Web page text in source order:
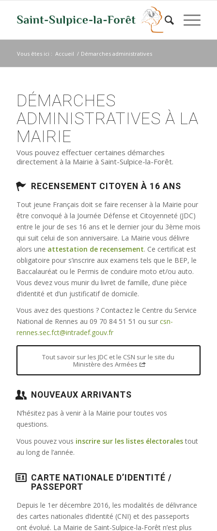
Vous êtes ici : Accueil / Démarches administratives
DÉMARCHES
ADMINISTRATIVES À LA
MAIRIE
Vous pouvez effectuer certaines démarches
directement à la Mairie à Saint-Sulpice-la-Forêt.
RECENSEMENT CITOYEN À 16 ANS
Tout jeune Français doit se faire recenser à la Mairie pour
être convoqué à la Journée Défense et Citoyenneté (JDC)
entre le jour de ses 16 ans et le dernier jour du 3ème mois
qui suit celui de son anniversaire. La Mairie vous délivre
alors une attestation de recensement. Ce certificat est
obligatoire pour s’inscrire aux examens tels que le BEP, le
Baccalauréat ou le Permis de conduire moto et/ou auto.
Vous devez vous munir du livret de famille, d’une pièce
d’identité et d’un justificatif de domicile.
Vous avez des questions ? Contactez le Centre du Service
National de Rennes au 09 70 84 51 51 ou sur csn-
rennes.sec.fct@intradef.gouv.fr
Tout savoir sur les JDC et le CSN sur le site du
Ministère des Armées
NOUVEAUX ARRIVANTS
N’hésitez pas à venir à la Mairie pour toutes vos
questions.
Vous pouvez vous inscrire sur les listes électoralestout
au long de l’année.
CARTE NATIONALE D’IDENTITÉ /
PASSEPORT
Depuis le 1er décembre 2016, les modalités de délivrance
des cartes nationales d’identité (CNI) et des passeports
ont évolué. La Mairie de Saint-Sulpice-la-Forêt n’est plus